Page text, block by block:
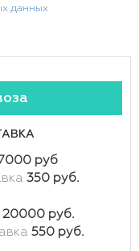
данных
руб
350 руб.
20000 руб.
550 руб.